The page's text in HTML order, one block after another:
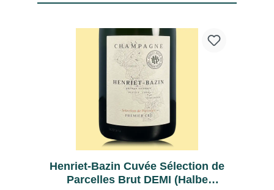
Henriet-Bazin Cuvée Sélection de
Parcelles Brut DEMI (Halbe